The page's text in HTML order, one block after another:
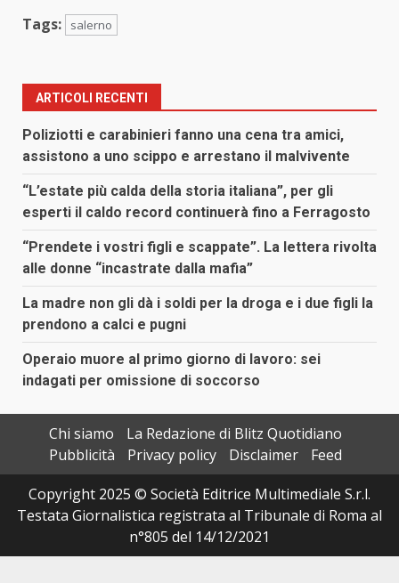
Tags: salerno
ARTICOLI RECENTI
Poliziotti e carabinieri fanno una cena tra amici,
assistono a uno scippo e arrestano il malvivente
“L’estate più calda della storia italiana”, per gli
esperti il caldo record continuerà fino a Ferragosto
“Prendete i vostri figli e scappate”. La lettera rivolta
alle donne “incastrate dalla mafia”
La madre non gli dà i soldi per la droga e i due figli la
prendono a calci e pugni
Operaio muore al primo giorno di lavoro: sei
indagati per omissione di soccorso
Chi siamo
La Redazione di Blitz Quotidiano
Pubblicità
Privacy policy Disclaimer
Feed
Copyright 2025 © Società Editrice Multimediale S.r.l.
Testata Giornalistica registrata al Tribunale di Roma al
n°805 del 14/12/2021